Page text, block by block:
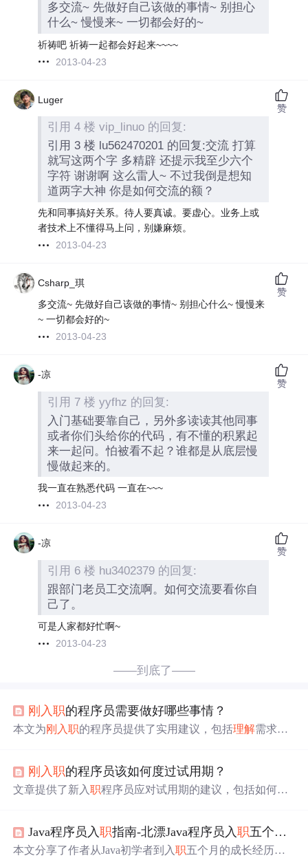
多交流~ 先做好自己该做的事情~ 别担心
什么~ 慢慢来~ 一切都会好的~
祈祷吧 祈祷一起都会好起来~~~~
2013-04-23
Luger
引用 4 楼 vip_linuo 的回复:
引用 3 楼 lu562470201 的回复:交流 打算
就写这两个字 多精辟 还提示我至少六个
字符 谢谢啊 这么雷人~ 不过我倒是想知
道两字大神 你是如何交流的额？
先和同事搞好关系。待人要真诚。要虚心。业务上或
者技术上不懂得马上问，别嫌麻烦。
2013-04-23
赞
Csharp_琪
多交流~ 先做好自己该做的事情~ 别担心什么~ 慢慢来
~ 一切都会好的~
2013-04-23
赞
-凉
引用 7 楼 yyfhz 的回复:
入门基础要靠自己，另外多读读其他同事
或者你们头给你的代码，有不懂的积累起
来一起问。怕被看不起？谁都是从底层慢
慢做起来的。
我一直在熟悉代码 一直在~~~
2013-04-23
赞
-凉
引用 6 楼 hu3402379 的回复:
跟部门老员工交流啊。如何交流要看你自
己了。
可是人家都好忙啊~
2013-04-23
赞
——到底了——
刚入职的程序员需要做好哪些事情？
本文为刚入职的程序员提供了实用建议，包括理解需求、
刚入职的程序员该如何度过试用期？
文章提供了新入职程序员应对试用期的建议，包括如何更
及了解上线流程，强调了学习和沟通的重要性。
Java程序员入职指南-北漂Java程序员入职五个月的收获总结
本文分享了作者从Java初学者到入职五个月的成长经历，